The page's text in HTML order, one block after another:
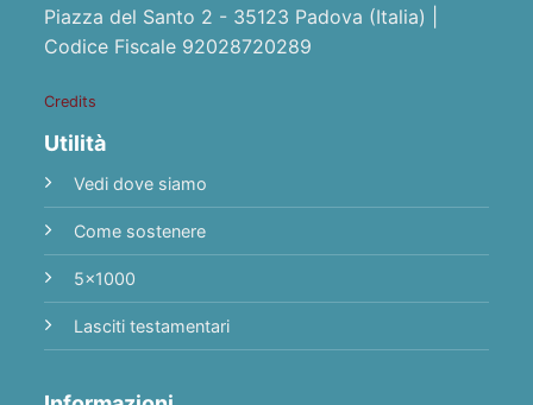
Piazza del Santo 2 - 35123 Padova (Italia) |
Codice Fiscale 92028720289
Credits
Utilità
Vedi dove siamo
Come sostenere
5x1000
Lasciti testamentari